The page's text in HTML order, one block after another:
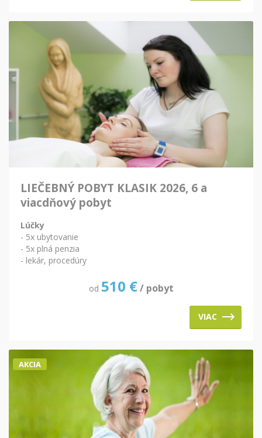
LIEČEBNÝ POBYT KLASIK 2026, 6 a
viacdňový pobyt
Lúčky
- 5x ubytovanie
- 5x plná penzia
- lekár, procedúry
od 510 € / pobyt
VIAC
AKCIA